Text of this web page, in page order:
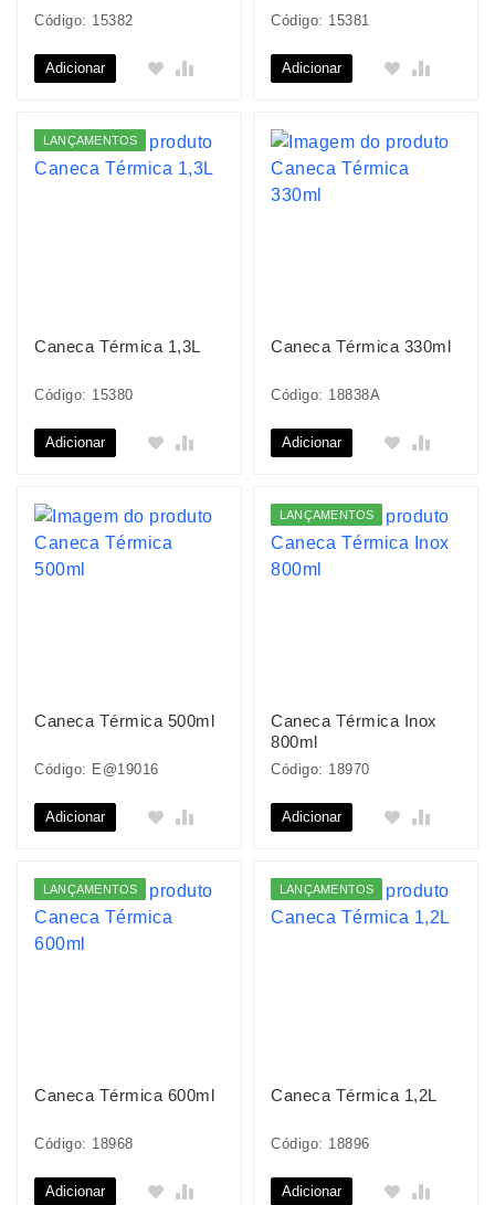
Código: 15382
Adicionar
Código: 15381
Adicionar
LANÇAMENTOS
Caneca Térmica 1,3L
Código: 15380
Adicionar
Caneca Térmica 330ml
Código: 18838A
Adicionar
Caneca Térmica 500ml
Código: E@19016
Adicionar
LANÇAMENTOS
Caneca Térmica Inox
800ml
Código: 18970
Adicionar
LANÇAMENTOS
Caneca Térmica 600ml
Código: 18968
Adicionar
LANÇAMENTOS
Caneca Térmica 1,2L
Código: 18896
Adicionar